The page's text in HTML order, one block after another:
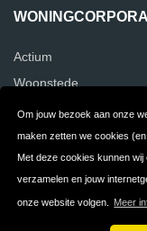
Om jouw bezoek aan onze
maken zetten we cookies
Met deze cookies kunnen wij
verzamelen en jouw
onze website volgen. Meer
Actium
Woonstede
Contact
Algemene